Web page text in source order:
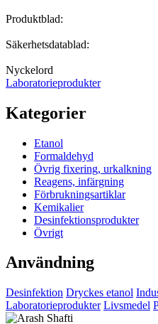
Produktblad:
Säkerhetsdatablad:
Nyckelord
Laboratorieprodukter
Kategorier
Etanol
Formaldehyd
Övrig fixering, urkalkning
Reagens, infärgning
Förbrukningsartiklar
Kemikalier
Desinfektionsprodukter
Övrigt
Användning
Desinfektion Dryckes etanol
Laboratorieprodukter Livsmedel